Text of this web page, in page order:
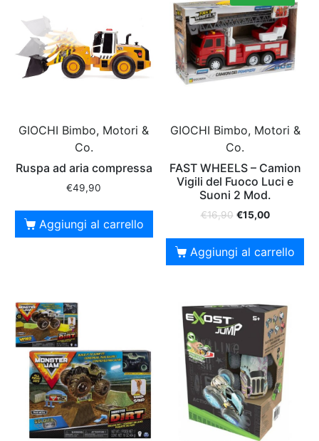
GIOCHI Bimbo, Motori &
Co.
Ruspa ad aria compressa
€49,90
Aggiungi al carrello
GIOCHI Bimbo, Motori &
Co.
FAST WHEELS – Camion
Vigili del Fuoco Luci e
Suoni 2 Mod.
€16,90 €15,00
Aggiungi al carrello